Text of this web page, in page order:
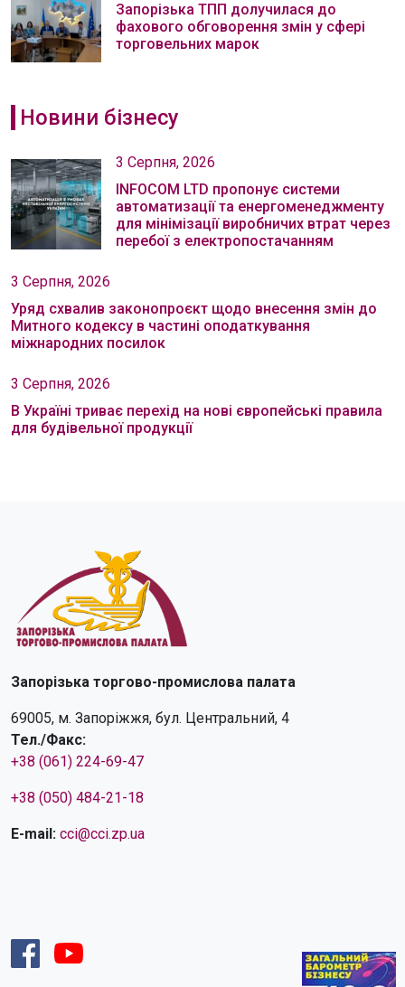
Запорізька ТПП долучилася до
фахового обговорення змін у сфері
торговельних марок
Новини бізнесу
3 Серпня, 2026
INFOCOM LTD пропонує системи
автоматизації та енергоменеджменту
для мінімізації виробничих втрат через
перебої з електропостачанням
3 Серпня, 2026
Уряд схвалив законопроєкт щодо внесення змін до
Митного кодексу в частині оподаткування
міжнародних посилок
3 Серпня, 2026
В Україні триває перехід на нові європейські правила
для будівельної продукції
Запорізька торгово-промислова палата
69005, м. Запоріжжя, бул. Центральний, 4
Тел./Факс:
+38 (061) 224-69-47
+38 (050) 484-21-18
E-mail: cci@cci.zp.ua